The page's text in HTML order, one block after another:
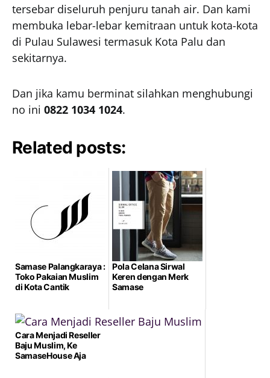
tersebar diseluruh penjuru tanah air. Dan kami
membuka lebar-lebar kemitraan untuk kota-kota
di Pulau Sulawesi termasuk Kota Palu dan
sekitarnya.
Dan jika kamu berminat silahkan menghubungi
no ini 0822 1034 1024.
Related posts:
Samase Palangkaraya :
Toko Pakaian Muslim
di Kota Cantik
Pola Celana Sirwal
Keren dengan Merk
Samase
Cara Menjadi Reseller
Baju Muslim, Ke
SamaseHouse Aja